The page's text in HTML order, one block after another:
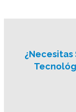
¿Necesitas